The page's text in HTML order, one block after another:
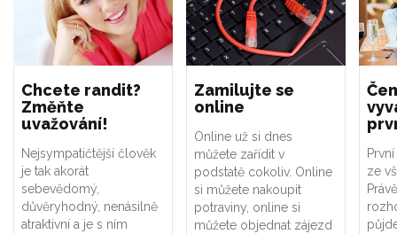
Chcete randit?
Změňte
uvažování!
Nejsympatičtější člověk
je tak akorát
sebevědomý,
důvěryhodný, nenásilně
atraktivní a je s ním
Zamilujte se
online
Online už si dnes
můžete zařídit v
podstatě cokoliv. Online
si můžete nakoupit
potraviny, online si
můžete objednat zájezd
ze